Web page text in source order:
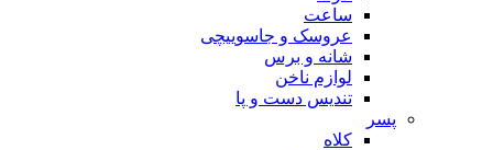
ساعت
عروسک و جاسوییچی
شانه و برس
لوازم ناخن
تندیس دست و پا
پسر
کلاه